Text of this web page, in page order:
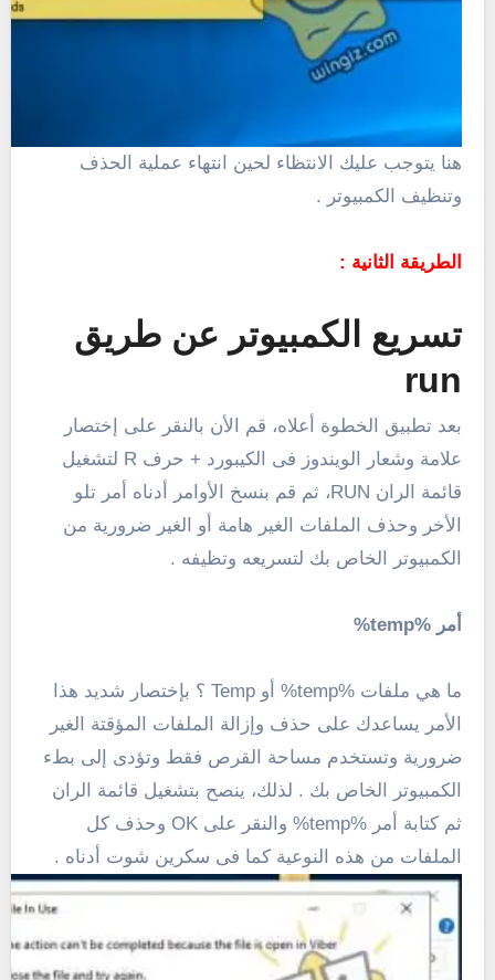
هنا يتوجب عليك الانتظاء لحين انتهاء عملية الحذف
وتنظيف الكمبيوتر .
الطريقة الثانية :
تسريع الكمبيوتر عن طريق
run
بعد تطبيق الخطوة أعلاه، قم الأن بالنقر على إختصار
علامة وشعار الويندوز فى الكيبورد + حرف R لتشغيل
قائمة الران RUN، ثم قم بنسخ الأوامر أدناه أمر تلو
الأخر وحذف الملفات الغير هامة أو الغير ضرورية من
الكمبيوتر الخاص بك لتسريعه وتظيفه .
أمر %temp%
ما هي ملفات %temp% أو Temp ؟ بإختصار شديد هذا
الأمر يساعدك على حذف وإزالة الملفات المؤقتة الغير
ضرورية وتستخدم مساحة القرص فقط وتؤدى إلى بطء
الكمبيوتر الخاص بك . لذلك، ينصح بتشغيل قائمة الران
ثم كتابة أمر %temp% والنقر على OK وحذف كل
الملفات من هذه النوعية كما فى سكرين شوت أدناه .